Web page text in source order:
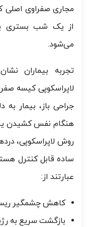
مجاری صفراوی اصلی
از یک شب بستری
می‌شود.
تجربه بیماران
لاپراسکوپی کیسه
جراحی باز، بیمار
هنگام نفس کشیدن
روش لاپراسکوپی،
ساده قابل کنترل
عبارتند از:
کاهش چشمگیر
بازگشت سریع به